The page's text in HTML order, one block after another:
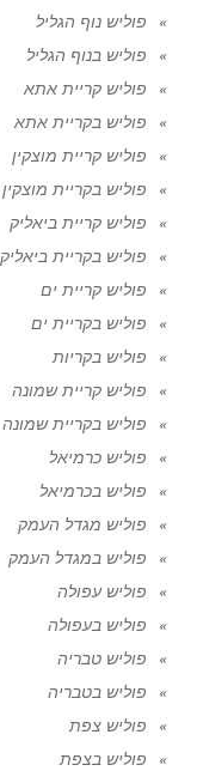
פוליש נוף הגליל
פוליש בנוף הגליל
פוליש קריית אתא
פוליש בקריית אתא
פוליש קריית מוצקין
פוליש בקריית מוצקין
פוליש קריית ביאליק
פוליש בקריית ביאליק
פוליש קריית ים
פוליש בקריית ים
פוליש בקריות
פוליש קריית שמונה
פוליש בקריית שמונה
פוליש כרמיאל
פוליש בכרמיאל
פוליש מגדל העמק
פוליש במגדל העמק
פוליש עפולה
פוליש בעפולה
פוליש טבריה
פוליש בטבריה
פוליש צפת
פוליש בצפת